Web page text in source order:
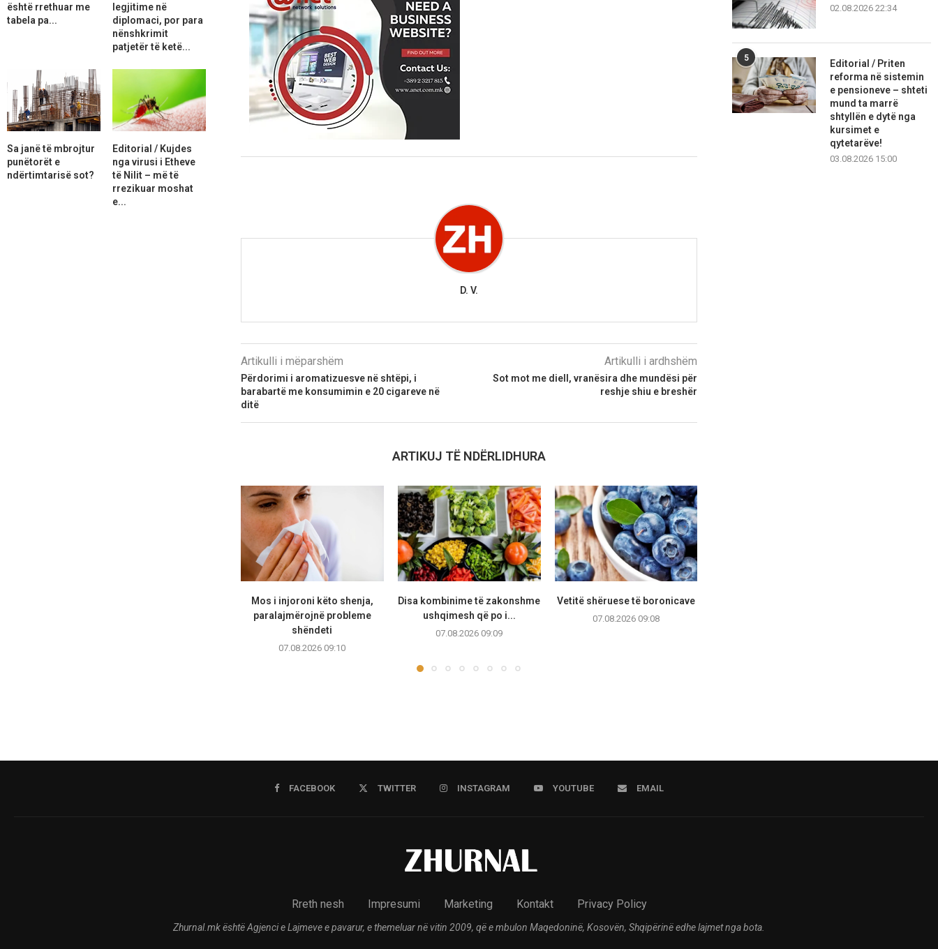
D. V.
Artikulli i mëparshëm
Përdorimi i aromatizuesve në shtëpi, i
barabartë me konsumimin e 20 cigareve në
ditë
Artikulli i ardhshëm
Sot mot me diell, vranësira dhe mundësi për
reshje shiu e breshër
ARTIKUJ TË NDËRLIDHURA
Mos i injoroni këto shenja,
paralajmërojnë probleme
shëndeti
07.08.2026 09:10
Disa kombinime të zakonshme
ushqimesh që po i...
07.08.2026 09:09
Vetitë shëruese të boronicave
07.08.2026 09:08
02.08.2026 22:34
5
Editorial / Priten
reforma në sistemin
e pensioneve – shteti
mund ta marrë
shtyllën e dytë nga
kursimet e
qytetarëve!
03.08.2026 15:00
është rrethuar me
tabela pa...
legjitime në
diplomaci, por para
nënshkrimit
patjetër të ketë...
Sa janë të mbrojtur
punëtorët e
ndërtimtarisë sot?
Editorial / Kujdes
nga virusi i Etheve
të Nilit – më të
rrezikuar moshat
e...
FACEBOOK TWITTER INSTAGRAM YOUTUBE EMAIL
Rreth nesh Impresumi Marketing Kontakt Privacy Policy
Zhurnal.mk është Agjenci e Lajmeve e pavarur, e themeluar në vitin 2009, që e mbulon Maqedoninë, Kosovën, Shqipërinë edhe lajmet nga bota.